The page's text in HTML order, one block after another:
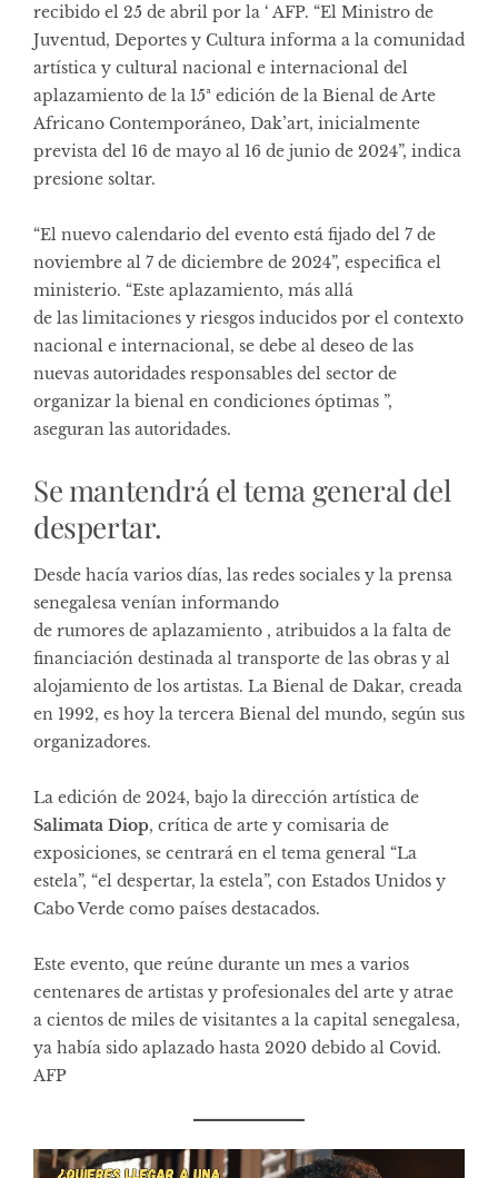
recibido el 25 de abril por la ‘ AFP. “El Ministro de
Juventud, Deportes y Cultura informa a la comunidad
artística y cultural nacional e internacional del
aplazamiento de la 15ª edición de la Bienal de Arte
Africano Contemporáneo, Dak’art, inicialmente
prevista del 16 de mayo al 16 de junio de 2024”, indica
presione soltar.
“El nuevo calendario del evento está fijado del 7 de
noviembre al 7 de diciembre de 2024”, especifica el
ministerio. “Este aplazamiento, más allá
de las limitaciones y riesgos inducidos por el contexto
nacional e internacional, se debe al deseo de las
nuevas autoridades responsables del sector de
organizar la bienal en condiciones óptimas ”,
aseguran las autoridades.
Se mantendrá el tema general del
despertar.
Desde hacía varios días, las redes sociales y la prensa
senegalesa venían informando
de rumores de aplazamiento , atribuidos a la falta de
financiación destinada al transporte de las obras y al
alojamiento de los artistas. La Bienal de Dakar, creada
en 1992, es hoy la tercera Bienal del mundo, según sus
organizadores.
La edición de 2024, bajo la dirección artística de
Salimata Diop, crítica de arte y comisaria de
exposiciones, se centrará en el tema general “La
estela”, “el despertar, la estela”, con Estados Unidos y
Cabo Verde como países destacados.
Este evento, que reúne durante un mes a varios
centenares de artistas y profesionales del arte y atrae
a cientos de miles de visitantes a la capital senegalesa,
ya había sido aplazado hasta 2020 debido al Covid.
AFP